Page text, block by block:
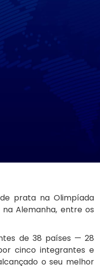
prata na Olimpíada
Alemanha, entre os
de 38 países — 28
cinco integrantes e
o seu melhor